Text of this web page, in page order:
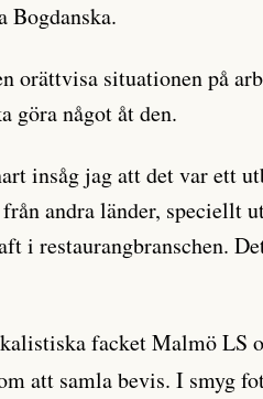
Bogdanska.
orättvisa situationen på
göra något åt den.
insåg jag att det var ett
andra länder, speciellt
i restaurangbranschen.
facket Malmö LS
att samla bevis. I smyg